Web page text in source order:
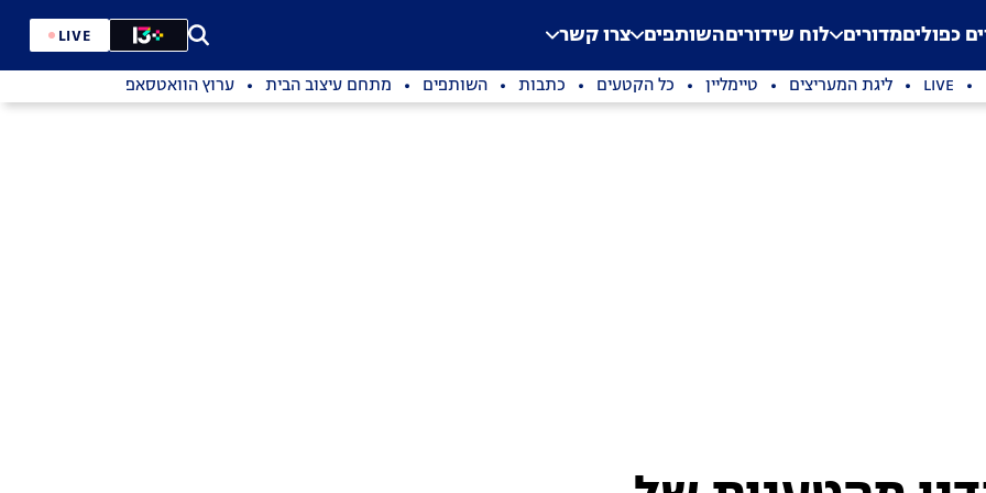
Application error: a
. כפוליםמדורים לוח שידוריםהשותפים צרו קשר LIVE
LIVE ליגת המעריצים טיימליין כל הקטעים כתבות השותפים מתחם עיצוב הבית ערוץ הוואטסאפ